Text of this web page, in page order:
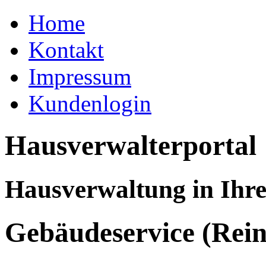
Home
Kontakt
Impressum
Kundenlogin
Hausverwalterportal
Hausverwaltung in
Gebäudeservice